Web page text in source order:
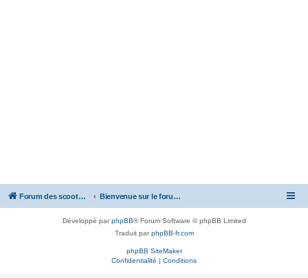
Forum des scooters SYM - GTS -MAXSYM - CRUISYM - JOYMAX - Maxsym TL Bienvenue sur le forum des scooters de la gamme SYM
Développé parphpBB® Forum Software © phpBB Limited
Traduit parphpBB-fr.com
phpBB SiteMaker
Confidentialité | Conditions